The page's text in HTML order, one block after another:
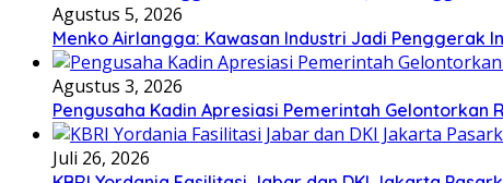
Agustus 5, 2026
Menko Airlangga: Kawasan Industri Jadi Penggerak
Agustus 3, 2026
Pengusaha Kadin Apresiasi Pemerintah Gelontorkan
Juli 26, 2026